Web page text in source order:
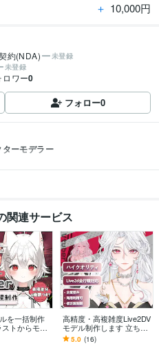
＋ 10,000円
約(NDA) 未登録
未登録
ロワー0
フォロー0
ーモデラー
関連サービス
を一括制作
トからモデ
まかせくだ
高精度・高複雑度Live2DV
モデル制作します 立ち絵
からモデリングまで一貫
対応無制限修正・商用利
5.0 (16)